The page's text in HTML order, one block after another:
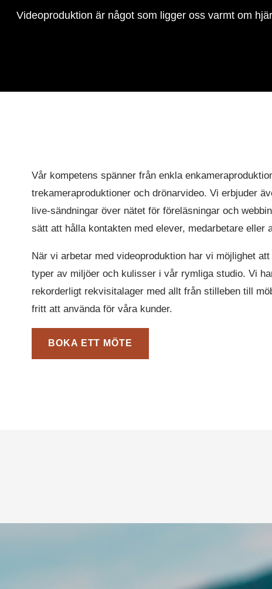
Videoproduktion är något som ligger oss varmt om
Vår kompetens spänner från enkla
trekameraproduktioner och drönarvideo. Vi erbjuder
live-sändningar över nätet för föreläsningar och
sätt att hålla kontakten med elever, medarbetare eller
När vi arbetar med videoproduktion har vi möjlighet
typer av miljöer och kulisser i vår rymliga studio. Vi
rekorderligt rekvisitalager med allt från stilleben till
fritt att använda för våra kunder.
BOKA ETT MÖTE